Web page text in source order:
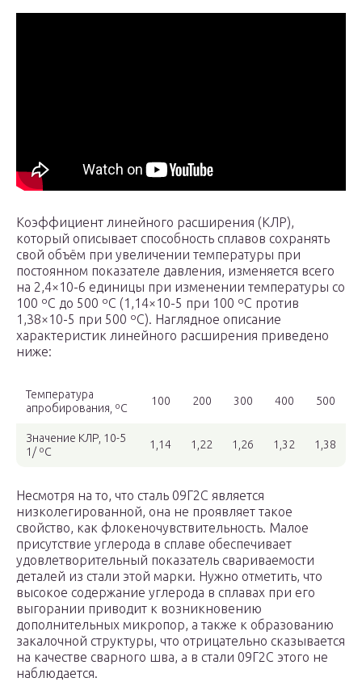
Коэффициент линейного расширения (КЛР),
который описывает способность сплавов сохранять
свой объём при увеличении температуры при
постоянном показателе давления, изменяется всего
на 2,4×10-6 единицы при изменении температуры со
100 ºС до 500 ºС (1,14×10-5 при 100 ºС против
1,38×10-5 при 500 ºС). Наглядное описание
характеристик линейного расширения приведено
ниже:
Температура
апробирования, ºС
100 200 300 400 500
Значение КЛР, 10-5
1/ ºС
1,14 1,22 1,26 1,32 1,38
Несмотря на то, что сталь 09Г2С является
низколегированной, она не проявляет такое
свойство, как флокеночувствительность. Малое
присутствие углерода в сплаве обеспечивает
удовлетворительный показатель свариваемости
деталей из стали этой марки. Нужно отметить, что
высокое содержание углерода в сплавах при его
выгорании приводит к возникновению
дополнительных микропор, а также к образованию
закалочной структуры, что отрицательно сказывается
на качестве сварного шва, а в стали 09Г2С этого не
наблюдается.